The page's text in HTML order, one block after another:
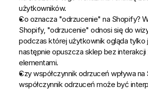
użytkowników.
Co oznacza "odrzucenie" na Shopify?
Shopify, "odrzucenie" odnosi się do
podczas której użytkownik ogląda tylko
następnie opuszcza sklep bez interakcji
elementami.
Czy współczynnik odrzuceń wpływa na
współczynnik odrzuceń może być